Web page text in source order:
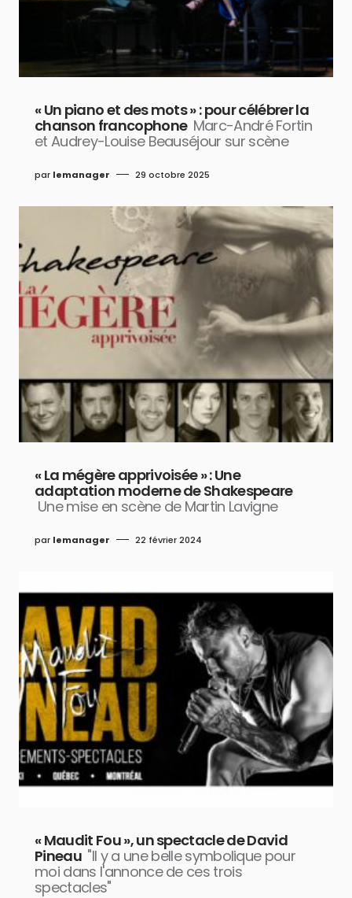
« Un piano et des mots » : pour célébrer la
chanson francophone Marc-André Fortin
et Audrey-Louise Beauséjour sur scène
par lemanager 29 octobre 2025
« La mégère apprivoisée » : Une
adaptation moderne de Shakespeare
Une mise en scène de Martin Lavigne
par lemanager 22 février 2024
« Maudit Fou », un spectacle de David
Pineau "Il y a une belle symbolique pour
moi dans l'annonce de ces trois
spectacles"